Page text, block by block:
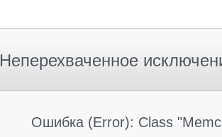
Неперехваченное
Ошибка (Error): Class